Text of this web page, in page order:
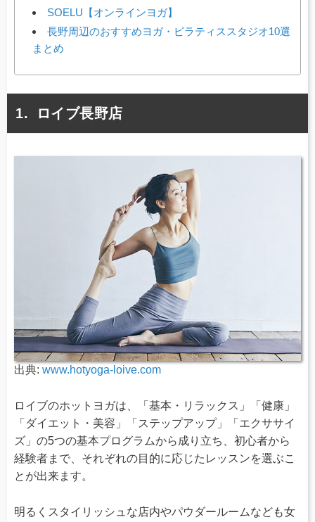
SOELU【オンラインヨガ】
長野周辺のおすすめヨガ・ピラティススタジオ10選
まとめ
ロイブ長野店
出典: www.hotyoga-loive.com
ロイブのホットヨガは、「基本・リラックス」「健康」
「ダイエット・美容」「ステップアップ」「エクササイ
ズ」の5つの基本プログラムから成り立ち、初心者から
経験者まで、それぞれの目的に応じたレッスンを選ぶこ
とが出来ます。
明るくスタイリッシュな店内やパウダールームなども女